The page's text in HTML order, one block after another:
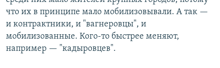
что их в принципе мало мобилизовывали. А так —
и контрактники, и "вагнеровцы", и
мобилизованные. Кого-то быстрее меняют,
например — "кадыровцев".